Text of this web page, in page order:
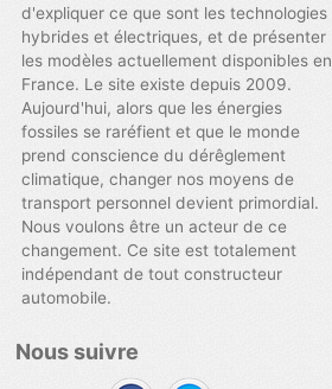
d'expliquer ce que sont les technologies
hybrides et électriques, et de présenter
les modèles actuellement disponibles en
France. Le site existe depuis 2009.
Aujourd'hui, alors que les énergies
fossiles se raréfient et que le monde
prend conscience du dérêglement
climatique, changer nos moyens de
transport personnel devient primordial.
Nous voulons être un acteur de ce
changement. Ce site est totalement
indépendant de tout constructeur
automobile.
Nous suivre